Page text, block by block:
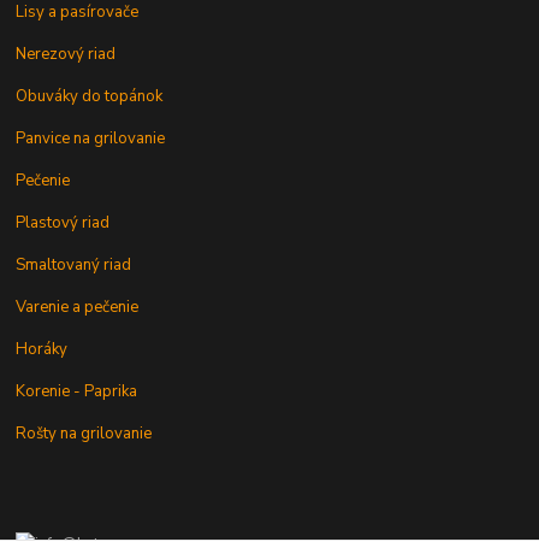
Lisy a pasírovače
Nerezový riad
Obuváky do topánok
Panvice na grilovanie
Pečenie
Plastový riad
Smaltovaný riad
Varenie a pečenie
Horáky
Korenie - Paprika
Rošty na grilovanie